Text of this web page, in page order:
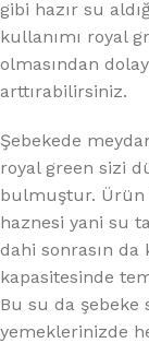
gibi hazır su
kullanımı royal
olmasından
arttırabilirsiniz.
Şebekede
royal green sizi
bulmuştur. Ürün
haznesi yani su
dahi sonrasın
kapasitesinde
Bu su da şebeke
yemeklerinizde